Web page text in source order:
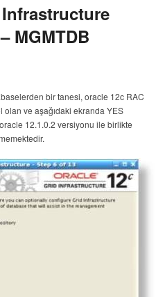
MGMTDB
bir tanesi, oracle 12c RAC
ve aşağıdaki ekranda YES
12.1.0.2 versiyonu ile birlikte